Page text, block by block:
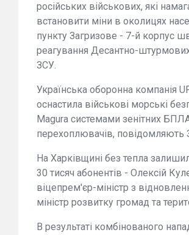
російських військових, які
встановити міни в околицях
пункту Загризове - 7-й корпус
реагування Десантно-
ЗСУ.
Українська оборонна компанія
оснастила військові морські
Magura системами зенітних
перехоплювачів, повідомляють
На Харківщині без тепла
30 тисяч абонентів - Олексій
віцепрем'єр-міністр з
міністр розвитку громад та
В результаті комбінованого